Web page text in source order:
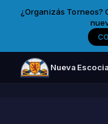
¿Organizás Torneos?
Nueva Escocia